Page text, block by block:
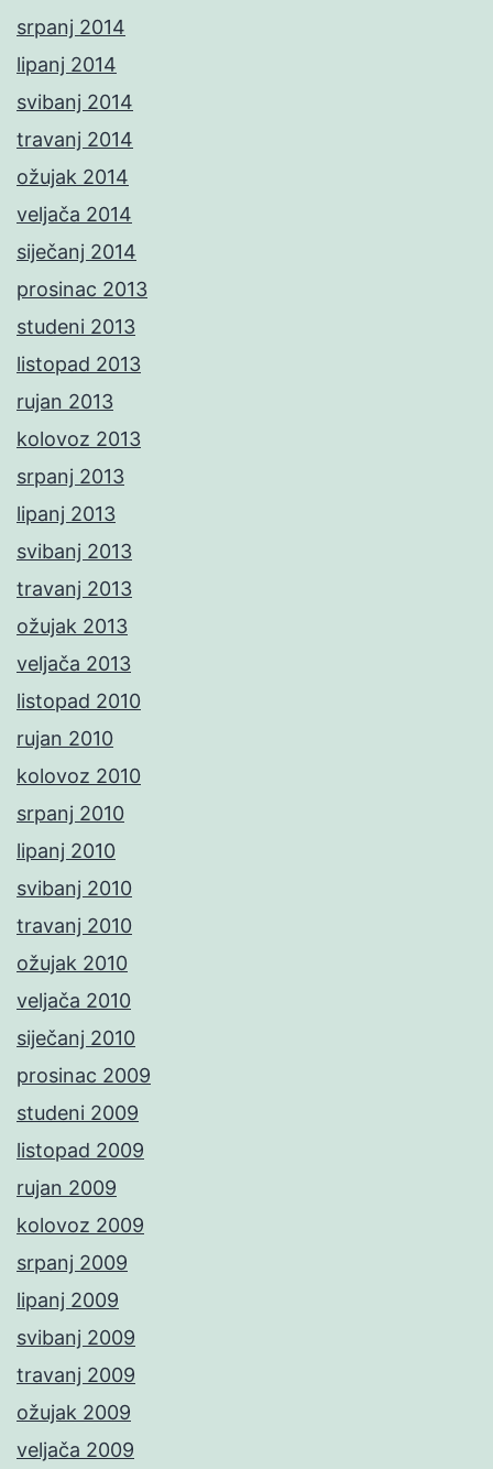
srpanj 2014
lipanj 2014
svibanj 2014
travanj 2014
ožujak 2014
veljača 2014
siječanj 2014
prosinac 2013
studeni 2013
listopad 2013
rujan 2013
kolovoz 2013
srpanj 2013
lipanj 2013
svibanj 2013
travanj 2013
ožujak 2013
veljača 2013
listopad 2010
rujan 2010
kolovoz 2010
srpanj 2010
lipanj 2010
svibanj 2010
travanj 2010
ožujak 2010
veljača 2010
siječanj 2010
prosinac 2009
studeni 2009
listopad 2009
rujan 2009
kolovoz 2009
srpanj 2009
lipanj 2009
svibanj 2009
travanj 2009
ožujak 2009
veljača 2009